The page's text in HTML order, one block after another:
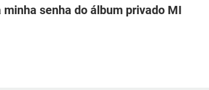
senha do álbum privado MI